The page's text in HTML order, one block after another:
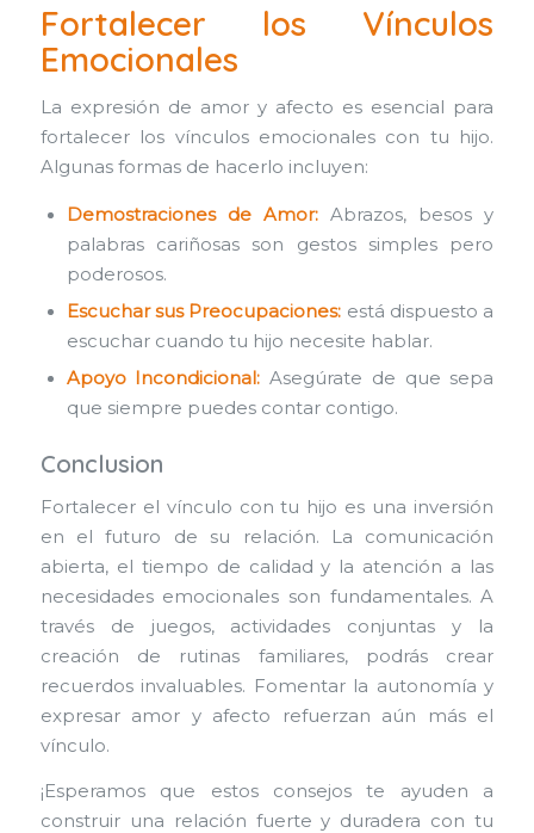
Fortalecer los Vínculos
Emocionales
La expresión de amor y afecto es esencial para
fortalecer los vínculos emocionales con tu hijo.
Algunas formas de hacerlo incluyen:
Demostraciones de Amor:Abrazos, besos y
palabras cariñosas son gestos simples pero
poderosos.
Escuchar sus Preocupaciones: está dispuesto a
escuchar cuando tu hijo necesite hablar.
Apoyo Incondicional: Asegúrate de que sepa
que siempre puedes contar contigo.
Conclusion
Fortalecer el vínculo con tu hijo es una inversión
en el futuro de su relación. La comunicación
abierta, el tiempo de calidad y la atención a las
necesidades emocionales son fundamentales. A
través de juegos, actividades conjuntas y la
creación de rutinas familiares, podrás crear
recuerdos invaluables. Fomentar la autonomía y
expresar amor y afecto refuerzan aún más el
vínculo.
¡Esperamos que estos consejos te ayuden a
construir una relación fuerte y duradera con tu